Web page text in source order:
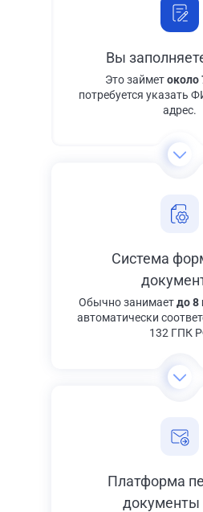
Вы
Это займетоколо
потребуется указать
адрес.
Система
Обычно занимаетдо 8
автоматически
132 ГПК
Платформа
документы